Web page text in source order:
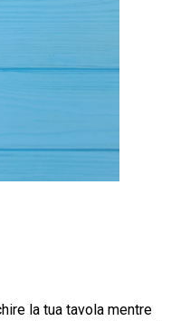
la tua tavola mentre